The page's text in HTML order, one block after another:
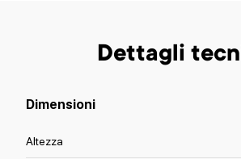
Dettagli
Dimensioni
Altezza